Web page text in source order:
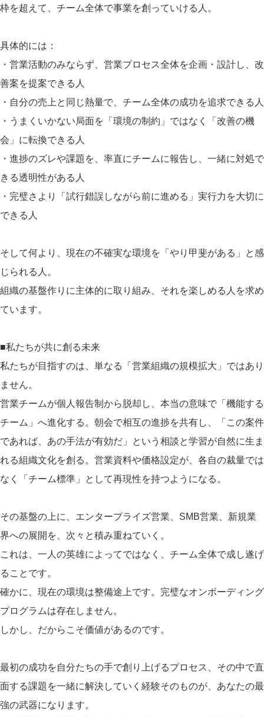
枠を超えて、チーム全体で事業を創っていける人。
具体的には：
・営業活動のみならず、営業プロセス全体を企画・設計し、改
善案を提案できる人
・自分の売上と同じ熱量で、チーム全体の成功を追求できる人
・うまくいかない局面を「環境の制約」ではなく「改善の機
会」に転換できる人
・進捗のズレや課題を、率直にチームに報告し、一緒に対処で
きる透明性がある人
・完璧さより「試行錯誤しながら前に進める」実行力を大切に
できる人
そして何より、現在の不確実な環境を「やり甲斐がある」と感
じられる人。
組織の基盤作りに主体的に取り組み、それを楽しめる人を求め
ています。
■私たちが共に創る未来
私たちが目指すのは、単なる「営業組織の規模拡大」ではあり
ません。
営業チームが個人報告制から脱却し、本当の意味で「機能する
チーム」へ進化する。朝会で相互の進捗を共有し、「この案件
であれば、あの手法が有効だ」という相談と学習が自然に生ま
れる組織文化を創る。営業資料や価格設定が、各自の裁量では
なく「チーム標準」として再現性を持つようになる。
その基盤の上に、エンタープライズ営業、SMB営業、新規業
界への展開を、次々と積み重ねていく。
これは、一人の英雄によってではなく、チーム全体で成し遂げ
ることです。
確かに、現在の環境は整備途上です。完璧なオンボーディング
プログラムは存在しません。
しかし、だからこそ価値があるのです。
最初の成功を自分たちの手で創り上げるプロセス、その中で直
面する課題を一緒に解決していく経験そのものが、あなたの最
強の武器になります。